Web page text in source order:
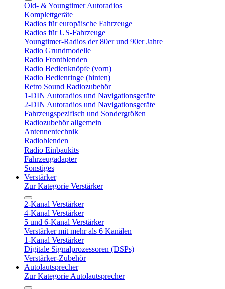
Old- & Youngtimer Autoradios
Komplettgeräte
Radios für europäische Fahrzeuge
Radios für US-Fahrzeuge
Youngtimer-Radios der 80er und 90er Jahre
Radio Grundmodelle
Radio Frontblenden
Radio Bedienknöpfe (vorn)
Radio Bedienringe (hinten)
Retro Sound Radiozubehör
1-DIN Autoradios und Navigationsgeräte
2-DIN Autoradios und Navigationsgeräte
Fahrzeugspezifisch und Sondergrößen
Radiozubehör allgemein
Antennentechnik
Radioblenden
Radio Einbaukits
Fahrzeugadapter
Sonstiges
Verstärker
Zur Kategorie Verstärker
2-Kanal Verstärker
4-Kanal Verstärker
5 und 6-Kanal Verstärker
Verstärker mit mehr als 6 Kanälen
1-Kanal Verstärker
Digitale Signalprozessoren (DSPs)
Verstärker-Zubehör
Autolautsprecher
Zur Kategorie Autolautsprecher